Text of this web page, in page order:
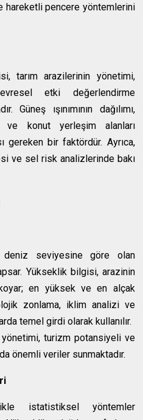
hareketli pencere yöntemlerini
tarım arazilerinin yönetimi,
etki değerlendirme
Güneş ışınımının dağılımı,
konut yerleşim alanları
gereken bir faktördür. Ayrıca,
ve sel risk analizlerinde bakı
deniz seviyesine göre olan
Yükseklik bilgisi, arazinin
en yüksek ve en alçak
zonlama, iklim analizi ve
temel girdi olarak kullanılır.
yönetimi, turizm potansiyeli ve
önemli veriler sunmaktadır.
istatistiksel yöntemler